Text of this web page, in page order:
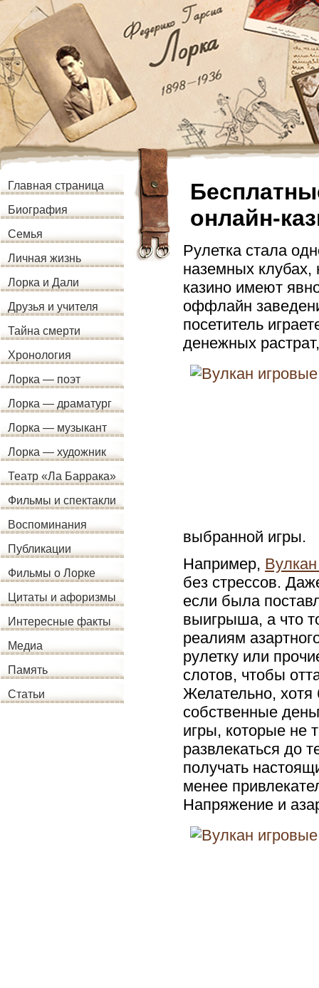
Главная страница
Биография
Семья
Личная жизнь
Лорка и Дали
Друзья и учителя
Тайна смерти
Хронология
Лорка — поэт
Лорка — драматург
Лорка — музыкант
Лорка — художник
Театр «Ла Баррака»
Фильмы и спектакли
Воспоминания
Публикации
Фильмы о Лорке
Цитаты и афоризмы
Интересные факты
Медиа
Память
Статьи
онлайн-
Рулетка стала
наземных
казино имеют
оффлайн
посетитель
денежных
выбранной игры.
Например,
без стрессов.
если была
выигрыша, а что
реалиям
рулетку или
слотов, чтобы
Желательно, хотя
собственные
игры, которые не
развлекаться до
получать
менее
Напряжение и